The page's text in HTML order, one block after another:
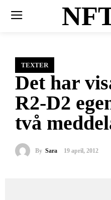
TEXTER
Det har
R2-D2
två
By Sara 19 april, 2012